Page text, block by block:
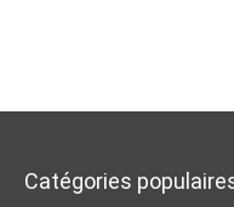
Catégories